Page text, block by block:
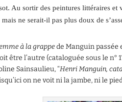
Au sortir des peintures littéraires et
ne serait-il pas plus doux de
à la grappede Manguin passée
être l’autre (cataloguée sous le
Sainsaulieu, “Henri Manguin,
on ne voit ni la jambe, ni le